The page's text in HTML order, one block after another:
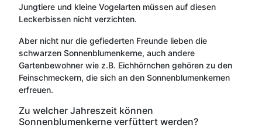
Jungtiere und kleine Vogelarten müssen auf diesen
Leckerbissen nicht verzichten.
Aber nicht nur die gefiederten Freunde lieben die
schwarzen Sonnenblumenkerne, auch andere
Gartenbewohner wie z.B. Eichhörnchen gehören zu den
Feinschmeckern, die sich an den Sonnenblumenkernen
erfreuen.
Zu welcher Jahreszeit können
Sonnenblumenkerne verfüttert werden?